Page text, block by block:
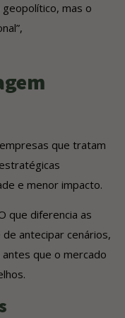
mas o
que tratam
e menor impacto.
que diferencia as
antecipar cenários,
que o mercado